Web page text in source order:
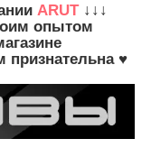
ARUT↓↓↓
опытом
признательна ♥